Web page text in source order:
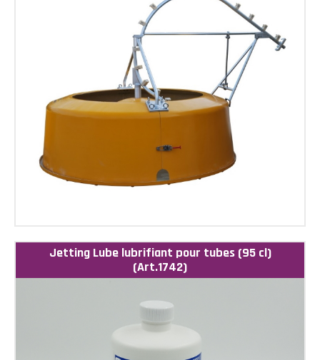
Jetting Lube lubrifiant pour tubes (95 cl)
(Art.1742)